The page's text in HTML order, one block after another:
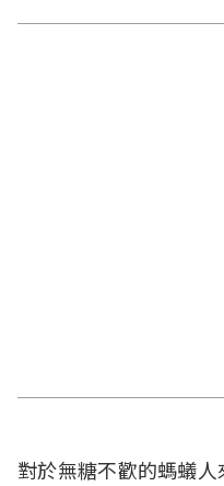
對於無糖不歡的螞蟻